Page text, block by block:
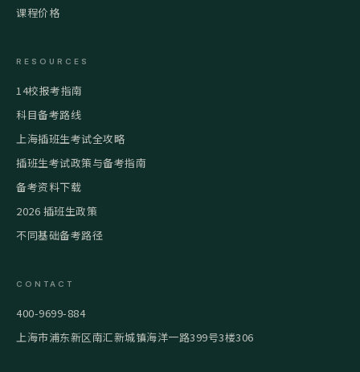
课程价格
RESOURCES
14校报考指南
科目备考路线
上海插班生考试全攻略
插班生考试政策与备考指南
备考资料下载
2026 插班生政策
不同基础备考路径
CONTACT
400-9699-884
上海市浦东新区南汇新城镇海洋一路399号3楼306